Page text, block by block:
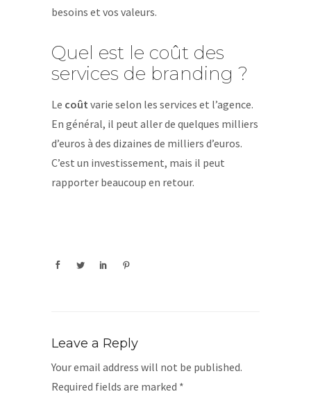
besoins et vos valeurs.
Quel est le coût des
services de branding ?
Le coût varie selon les services et l’agence.
En général, il peut aller de quelques milliers
d’euros à des dizaines de milliers d’euros.
C’est un investissement, mais il peut
rapporter beaucoup en retour.
Leave a Reply
Your email address will not be published.
Required fields are marked *